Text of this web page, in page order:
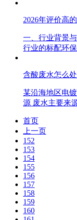
2026年评价高
一、行业背景
行业的标配环
含酸废水怎么
某沿海地区电
源 废水主要来
首页
上一页
152
153
154
155
156
157
158
159
160